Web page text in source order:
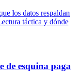
los datos respaldan
táctica y dónde
de esquina paga